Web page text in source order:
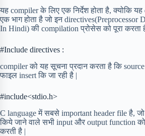
यह compiler के लिए एक निर्देश होता है, क्योकि
एक भाग होता है जो इन directives(Preprocessor
In Hindi) की compilation प्रोसेस को पूरा करता
#Include directives :
compiler को यह सूचना प्रदान करता है कि
फाइल insert कि जा रही है |
#include<stdio.h>
C language में सबसे important header file है, जो
किये जाने वाले सभी input और output function
करती है |